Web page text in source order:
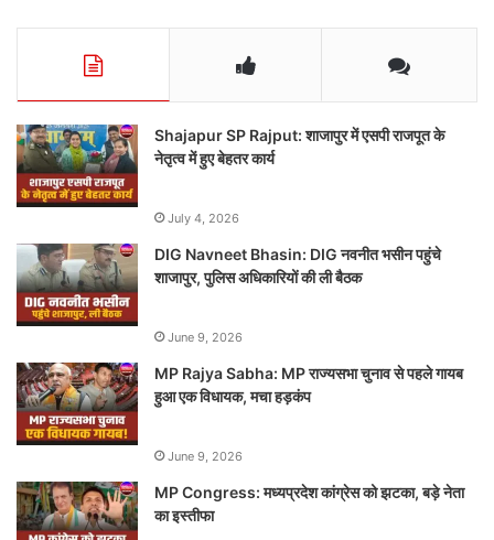
Shajapur SP Rajput: शाजापुर में एसपी राजपूत के
नेतृत्व में हुए बेहतर कार्य
July 4, 2026
DIG Navneet Bhasin: DIG नवनीत भसीन पहुंचे
शाजापुर, पुलिस अधिकारियों की ली बैठक
June 9, 2026
MP Rajya Sabha: MP राज्यसभा चुनाव से पहले गायब
हुआ एक विधायक, मचा हड़कंप
June 9, 2026
MP Congress: मध्यप्रदेश कांग्रेस को झटका, बड़े नेता
का इस्तीफा